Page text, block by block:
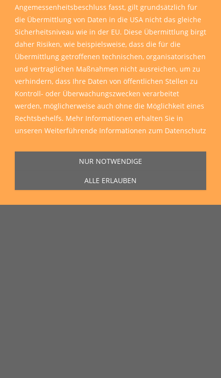
Angemessenheitsbeschluss fasst, gilt grundsätzlich für
die Übermittlung von Daten in die USA nicht das gleiche
Sicherheitsniveau wie in der EU. Diese Übermittlung birgt
daher Risiken, wie beispielsweise, dass die für die
Übermittlung getroffenen technischen, organisatorischen
und vertraglichen Maßnahmen nicht ausreichen, um zu
verhindern, dass Ihre Daten von öffentlichen Stellen zu
Kontroll- oder Überwachungszwecken verarbeitet
werden, möglicherweise auch ohne die Möglichkeit eines
Rechtsbehelfs. Mehr Informationen erhalten Sie in
unseren Weiterführende Informationen zum Datenschutz
NUR NOTWENDIGE
ALLE ERLAUBEN